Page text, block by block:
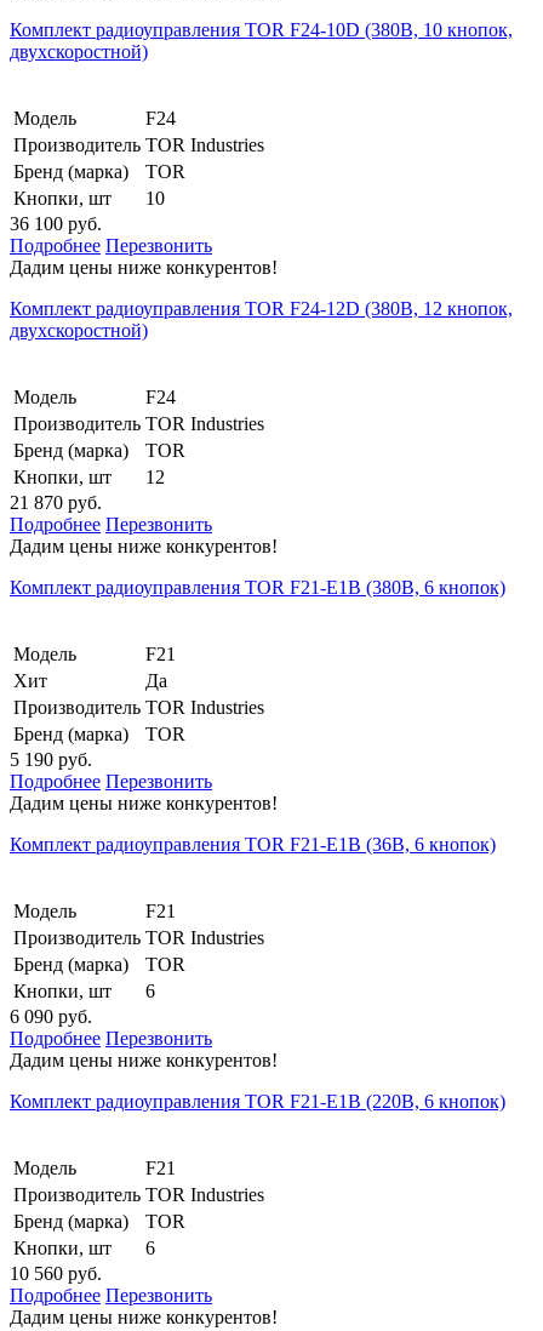
Комплект радиоуправления TOR F24-10D (380В, 10 кнопок,
двухскоростной)
Модель
F24
Производитель TOR Industries
Бренд (марка)
TOR
Кнопки, шт
10
36 100 руб.
Подробнее Перезвонить
Дадим цены ниже конкурентов!
Комплект радиоуправления TOR F24-12D (380В, 12 кнопок,
двухскоростной)
Модель
F24
Производитель TOR Industries
Бренд (марка)
TOR
Кнопки, шт
12
21 870 руб.
Подробнее Перезвонить
Дадим цены ниже конкурентов!
Комплект радиоуправления TOR F21-E1B (380В, 6 кнопок)
Модель
F21
Хит
Да
Производитель TOR Industries
Бренд (марка)
TOR
5 190 руб.
Подробнее Перезвонить
Дадим цены ниже конкурентов!
Комплект радиоуправления TOR F21-E1B (36В, 6 кнопок)
Модель
F21
Производитель TOR Industries
Бренд (марка)
TOR
Кнопки, шт
6
6 090 руб.
Подробнее Перезвонить
Дадим цены ниже конкурентов!
Комплект радиоуправления TOR F21-E1B (220В, 6 кнопок)
Модель
F21
Производитель TOR Industries
Бренд (марка)
TOR
Кнопки, шт
6
10 560 руб.
Подробнее Перезвонить
Дадим цены ниже конкурентов!